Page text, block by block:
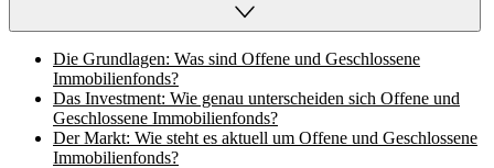
Die Grundlagen: Was sind Offene und Geschlossene
Immobilienfonds?
Das Investment: Wie genau unterscheiden sich Offene und
Geschlossene Immobilienfonds?
Der Markt: Wie steht es aktuell um Offene und Geschlossene
Immobilienfonds?